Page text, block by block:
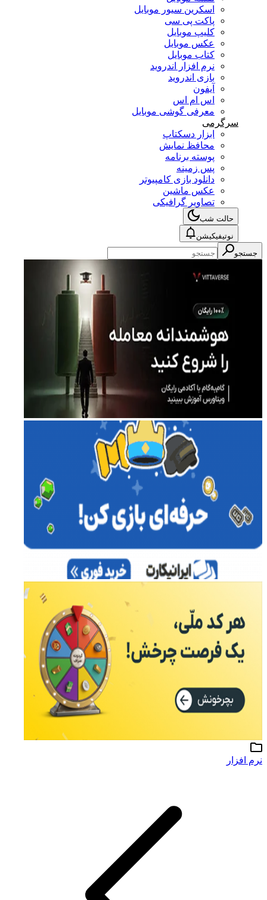
اسکرین سیور موبایل
پاکت پی سی
کلیپ موبایل
عکس موبایل
کتاب موبایل
نرم افزار اندروید
بازی اندروید
آیفون
اس ام اس
معرفی گوشی موبایل
سرگرمی
ابزار دسکتاپ
محافظ نمایش
پوسته برنامه
پس زمینه
دانلود بازی کامپیوتر
عکس ماشین
تصاویر گرافیکی
حالت شب
نوتیفیکیشن
جستجو
نرم افزار